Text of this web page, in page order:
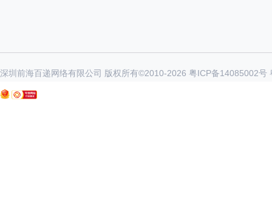
深圳前海百递网络有限公司 版权所有©2010-2026 粤ICP备14085002号